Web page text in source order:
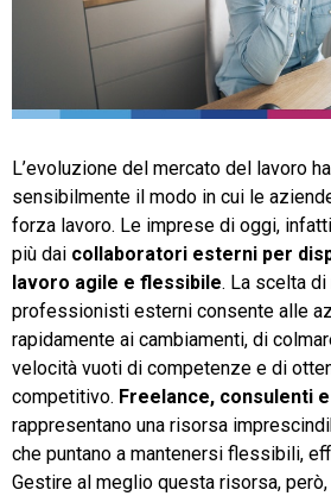
TeamSystem Corporate
TeamSystem Store
L’evoluzione del mercato del lavoro
sensibilmente il modo in cui le
forza lavoro. Le imprese di oggi,
più dai collaboratori esterni per
lavoro agile e flessibile. La scelta
professionisti esterni consente alle
rapidamente ai cambiamenti, di
velocità vuoti di competenze e di
competitivo. Freelance, consulenti
rappresentano una risorsa
che puntano a mantenersi flessibili,
Gestire al meglio questa risorsa,